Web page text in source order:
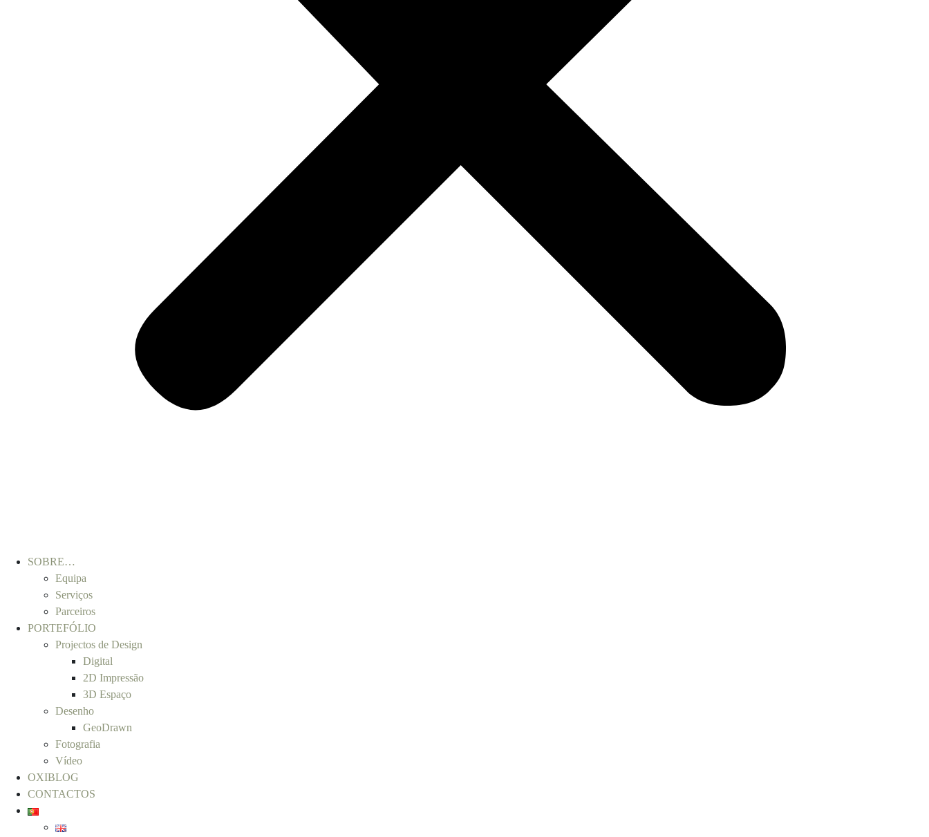
SOBRE…
Equipa
Serviços
Parceiros
PORTEFÓLIO
Projectos de Design
Digital
2D Impressão
3D Espaço
Desenho
GeoDrawn
Fotografia
Vídeo
OXIBLOG
CONTACTOS